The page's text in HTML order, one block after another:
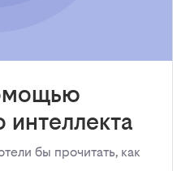
интеллекта
бы прочитать, как